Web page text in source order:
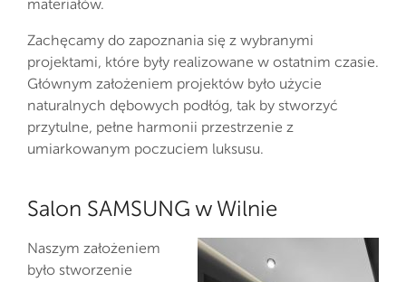
materiałów.
Zachęcamy do zapoznania się z wybranymi
projektami, które były realizowane w ostatnim czasie.
Głównym założeniem projektów było użycie
naturalnych dębowych podłóg, tak by stworzyć
przytulne, pełne harmonii przestrzenie z
umiarkowanym poczuciem luksusu.
Salon SAMSUNG w Wilnie
Naszym założeniem
było stworzenie